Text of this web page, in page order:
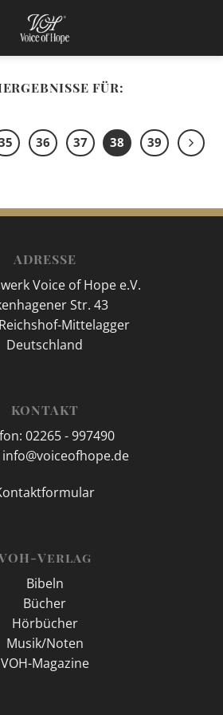
FÜR:
36 37 38 39
ADRESSE
Voice of Hope e.V.
Str. 43
Mittelagger
Deutschland
KONTAKT
02265 - 997490
info@voiceofhope.de
Verlag
Bibeln
Bücher
Hörbücher
Musik/Noten
VOH-Magazine